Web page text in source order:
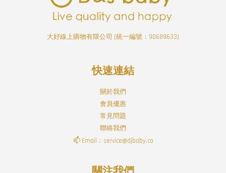
大好線上購物有限公司 (統一編號：90689633)
快速連結
關於我們
會員優惠
常見問題
聯絡我們
📫 Email：service@djbaby.co